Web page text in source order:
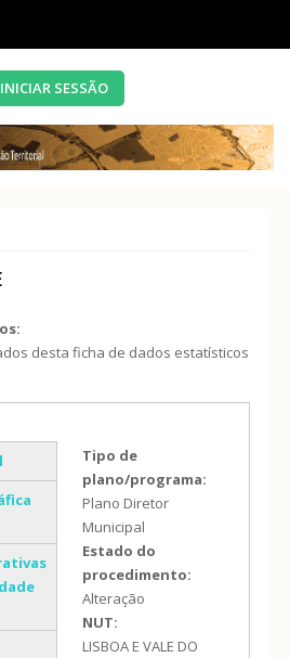
SESSÃO
desta ficha de dados estatísticos
Tipo de
plano/programa:
Plano Diretor
Municipal
Estado do
procedimento:
Alteração
NUT:
LISBOA E VALE DO